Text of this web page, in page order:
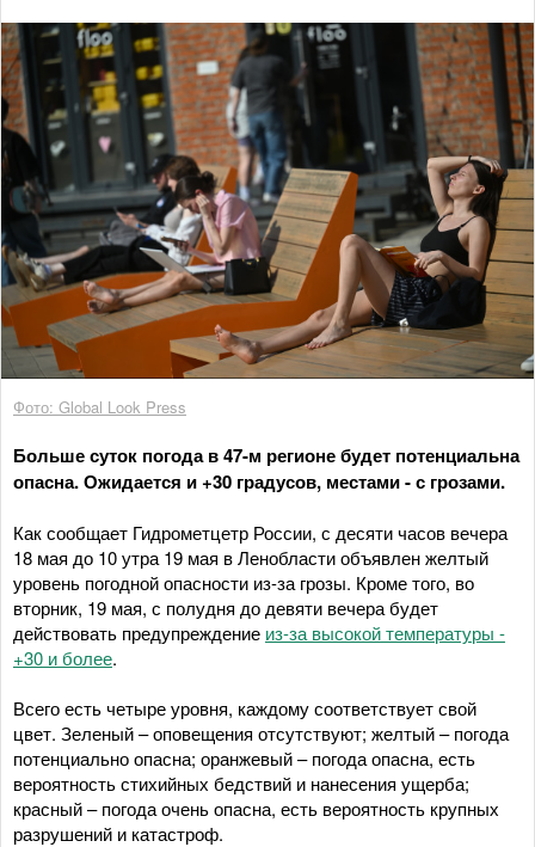
Фото: Global Look Press
Больше суток погода в 47-м регионе будет потенциальна
опасна. Ожидается и +30 градусов, местами - с грозами.
Как сообщает Гидрометцетр России, с десяти часов вечера
18 мая до 10 утра 19 мая в Ленобласти объявлен желтый
уровень погодной опасности из-за грозы. Кроме того, во
вторник, 19 мая, с полудня до девяти вечера будет
действовать предупреждение из-за высокой температуры -
+30 и более.
Всего есть четыре уровня, каждому соответствует свой
цвет. Зеленый – оповещения отсутствуют; желтый – погода
потенциально опасна; оранжевый – погода опасна, есть
вероятность стихийных бедствий и нанесения ущерба;
красный – погода очень опасна, есть вероятность крупных
разрушений и катастроф.